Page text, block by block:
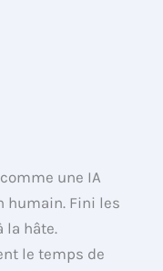
une IA
humain. Fini les
la hâte.
le temps de